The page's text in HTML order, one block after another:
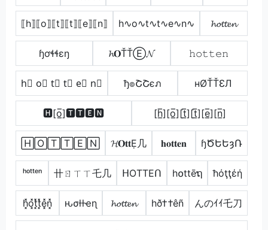
⟦h⟧⟦o⟧⟦t⟧⟦t⟧⟦e⟧⟦n⟧ h∿o∿t∿t∿e∿n∿ 𝓱𝓸𝓽𝓽𝓮𝓷
ɧơɬɬɛŋ 𝓱𝐎ŤŤⒺ𝓝 𝚑𝚘𝚝𝚝𝚎𝚗
h⃣ o⃣ t⃣ t⃣ e⃣ n⃣ ђ๏ՇՇєภ нØŤŤƐЛ
🅷[o̲̅]🆃🆃🅴🅽 [h̲̅][o̲̅][t̲̅][t̲̅][e̲̅][n̲̅]
🄷🄾🅃🅃🄴🄽 𝓗𝐎𝐭𝐭Ẹ几 𝐡𝐨𝐭𝐭𝐞𝐧 ɧԾԵԵȝՌ
ʰᵒᵗᵗᵉⁿ 卄ㄖㄒㄒ乇几 ᕼOTTEᑎ h໐ttēຖ ħόţţέή
h͓̽o͓̽t͓̽t͓̽e͓̽n͓̽ ԋσƚƚҽɳ 𝓱𝓸𝓽𝓽𝓮𝓷 hð††êñ んのｲｲ乇刀